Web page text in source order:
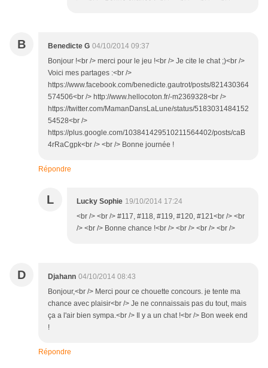
B Benedicte G 04/10/2014 09:37
Bonjour !<br /> merci pour le jeu !<br /> Je cite le chat ;)<br />
Voici mes partages :<br />
https://www.facebook.com/benedicte.gautrot/posts/821430364
574506<br /> http://www.hellocoton.fr/-m2369328<br />
https://twitter.com/MamanDansLaLune/status/5183031484152
54528<br />
https://plus.google.com/103841429510211564402/posts/caB
4rRaCgpk<br /> <br /> Bonne journée !
Répondre
L Lucky Sophie 19/10/2014 17:24
<br /> <br /> #117, #118, #119, #120, #121<br /> <br
/> <br /> Bonne chance !<br /> <br /> <br /> <br />
D Djahann 04/10/2014 08:43
Bonjour,<br /> Merci pour ce chouette concours. je tente ma
chance avec plaisir<br /> Je ne connaissais pas du tout, mais
ça a l'air bien sympa.<br /> Il y a un chat !<br /> Bon week end
!
Répondre